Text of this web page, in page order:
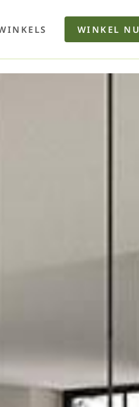
WINKEL NU